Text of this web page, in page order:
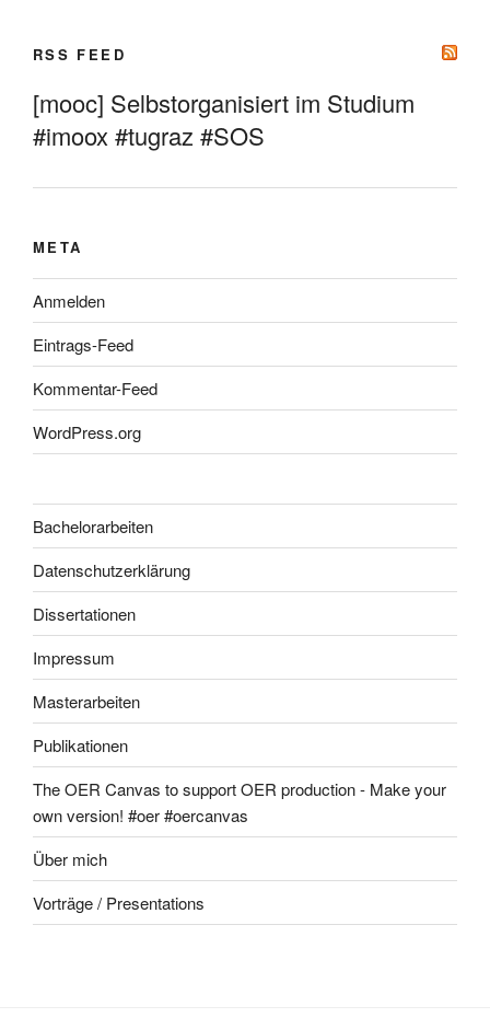
RSS FEED
[mooc] Selbstorganisiert im Studium
#imoox #tugraz #SOS
META
Anmelden
Eintrags-Feed
Kommentar-Feed
WordPress.org
Bachelorarbeiten
Datenschutzerklärung
Dissertationen
Impressum
Masterarbeiten
Publikationen
The OER Canvas to support OER production - Make your
own version! #oer #oercanvas
Über mich
Vorträge / Presentations